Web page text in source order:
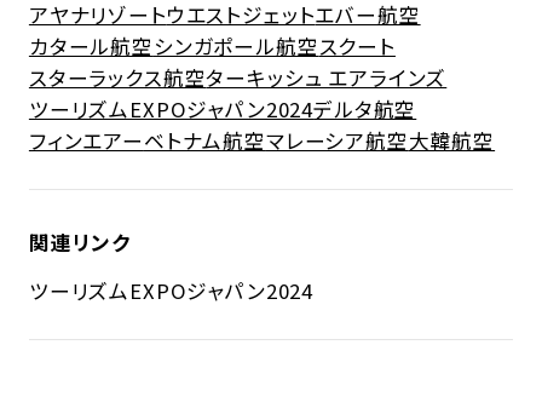
アヤナリゾートウエストジェットエバー航空
カタール航空 シンガポール航空スクート
スターラックス航空ターキッシュ エアラインズ
ツーリズムEXPOジャパン2024デルタ航空
フィンエアーベトナム航空マレーシア航空大韓航空
関連リンク
ツーリズムEXPOジャパン2024